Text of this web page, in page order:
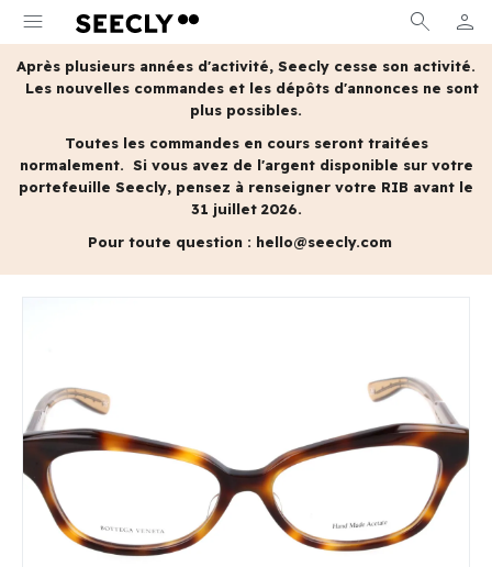
menu search person
MON
Après plusieurs années d'activité, Seecly cesse son activité.
Les nouvelles commandes et les dépôts d'annonces ne sont
plus possibles.
Toutes les commandes en cours seront traitées
normalement. Si vous avez de l'argent disponible sur votre
portefeuille Seecly, pensez à renseigner votre RIB avant le
31 juillet 2026.
Pour toute question : hello@seecly.com